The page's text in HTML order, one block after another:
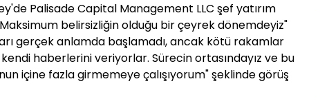
Palisade Capital Management LLC şef yatırım
belirsizliğin olduğu bir çeyrek dönemdeyiz"
gerçek anlamda başlamadı, ancak kötü rakamlar
haberlerini veriyorlar. Sürecin ortasındayız ve bu
içine fazla girmemeye çalışıyorum" şeklinde görüş